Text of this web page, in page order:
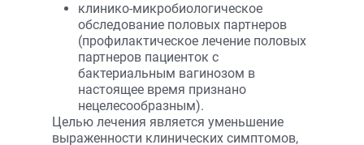
клинико-микробиологическое
обследование половых партнеров
(профилактическое лечение половых
партнеров пациенток с
бактериальным вагинозом в
настоящее время признано
нецелесообразным).
Целью лечения является уменьшение
выраженности клинических симптомов,